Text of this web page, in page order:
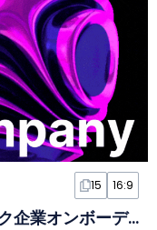
15 16:9
モダンなグラデーションのテック企業オンボーディングスライド